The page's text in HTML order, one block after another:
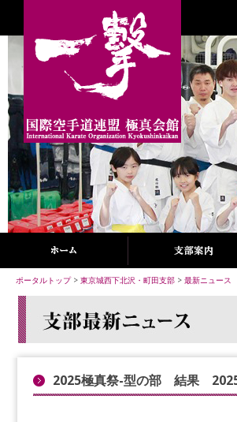
ポータルトップ> 東京城西下北沢・町田支部 > 最新ニュース
2025極真祭-型の部 結果